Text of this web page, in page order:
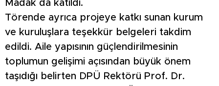
Madak da katıldı.
Törende ayrıca projeye katkı sunan kurum
ve kuruluşlara teşekkür belgeleri takdim
edildi. Aile yapısının güçlendirilmesinin
toplumun gelişimi açısından büyük önem
taşıdığı belirten DPÜ Rektörü Prof. Dr.